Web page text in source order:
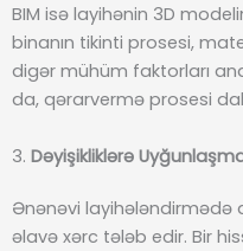
BIM isə layihənin 3D
binanın tikinti prosesi,
digər mühüm faktorları
da, qərarvermə prosesi
3. Dəyişikliklərə
Ənənəvi layihələndirmədə
əlavə xərc tələb edir. Bir